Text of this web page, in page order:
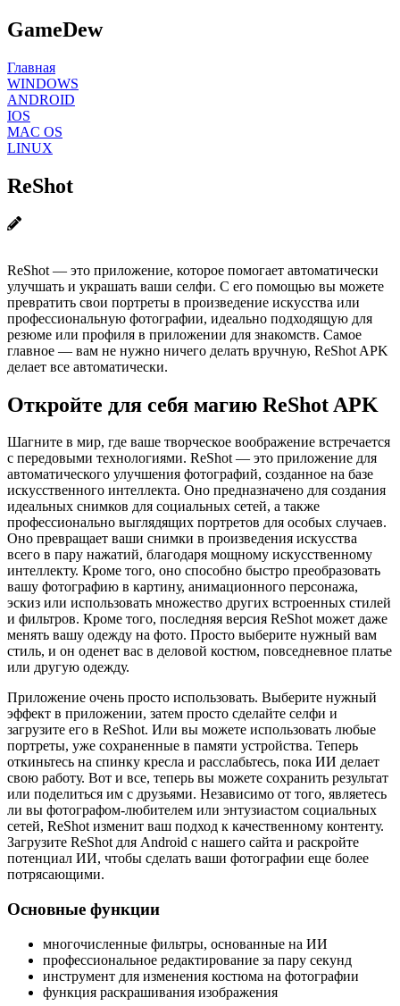
GameDew
Главная
WINDOWS
ANDROID
IOS
MAC OS
LINUX
ReShot
ReShot — это приложение, которое помогает автоматически
улучшать и украшать ваши селфи. С его помощью вы можете
превратить свои портреты в произведение искусства или
профессиональную фотографии, идеально подходящую для
резюме или профиля в приложении для знакомств. Самое
главное — вам не нужно ничего делать вручную, ReShot APK
делает все автоматически.
Откройте для себя магию ReShot APK
Шагните в мир, где ваше творческое воображение встречается
с передовыми технологиями. ReShot — это приложение для
автоматического улучшения фотографий, созданное на базе
искусственного интеллекта. Оно предназначено для создания
идеальных снимков для социальных сетей, а также
профессионально выглядящих портретов для особых случаев.
Оно превращает ваши снимки в произведения искусства
всего в пару нажатий, благодаря мощному искусственному
интеллекту. Кроме того, оно способно быстро преобразовать
вашу фотографию в картину, анимационного персонажа,
эскиз или использовать множество других встроенных стилей
и фильтров. Кроме того, последняя версия ReShot может даже
менять вашу одежду на фото. Просто выберите нужный вам
стиль, и он оденет вас в деловой костюм, повседневное платье
или другую одежду.
Приложение очень просто использовать. Выберите нужный
эффект в приложении, затем просто сделайте селфи и
загрузите его в ReShot. Или вы можете использовать любые
портреты, уже сохраненные в памяти устройства. Теперь
откиньтесь на спинку кресла и расслабьтесь, пока ИИ делает
свою работу. Вот и все, теперь вы можете сохранить результат
или поделиться им с друзьями. Независимо от того, являетесь
ли вы фотографом-любителем или энтузиастом социальных
сетей, ReShot изменит ваш подход к качественному контенту.
Загрузите ReShot для Android с нашего сайта и раскройте
потенциал ИИ, чтобы сделать ваши фотографии еще более
потрясающими.
Основные функции
многочисленные фильтры, основанные на ИИ
профессиональное редактирование за пару секунд
инструмент для изменения костюма на фотографии
функция раскрашивания изображения